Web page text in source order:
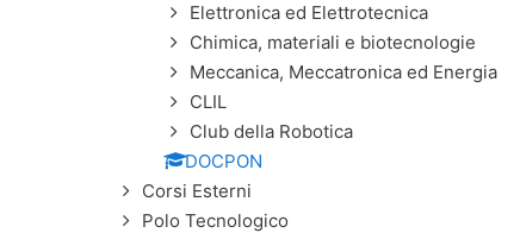
Elettronica ed Elettrotecnica
Chimica, materiali e biotecnologie
Meccanica, Meccatronica ed Energia
CLIL
Club della Robotica
DOCPON
Corsi Esterni
Polo Tecnologico